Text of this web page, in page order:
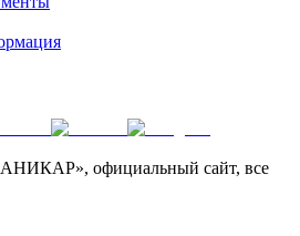
официальный сайт, все